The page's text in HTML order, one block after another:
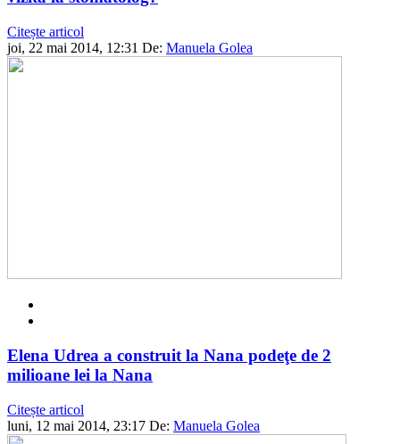
Citește articol
joi, 22 mai 2014, 12:31 De: Manuela Golea
Elena Udrea a construit la Nana podeţe de 2
milioane lei la Nana
Citește articol
luni, 12 mai 2014, 23:17 De: Manuela Golea